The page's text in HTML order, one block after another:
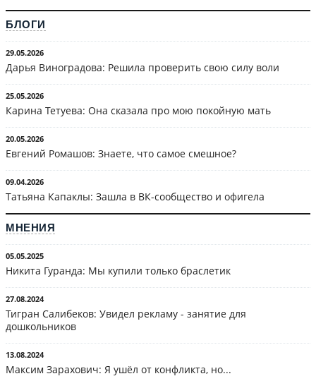
БЛОГИ
29.05.2026
Дарья Виноградова: Решила проверить свою силу воли
25.05.2026
Карина Тетуева: Она сказала про мою покойную мать
20.05.2026
Евгений Ромашов: Знаете, что самое смешное?
09.04.2026
Татьяна Капаклы: Зашла в ВК-сообщество и офигела
МНЕНИЯ
05.05.2025
Никита Гуранда: Мы купили только браслетик
27.08.2024
Тигран Салибеков: Увидел рекламу - занятие для
дошкольников
13.08.2024
Максим Зарахович: Я ушёл от конфликта, но...